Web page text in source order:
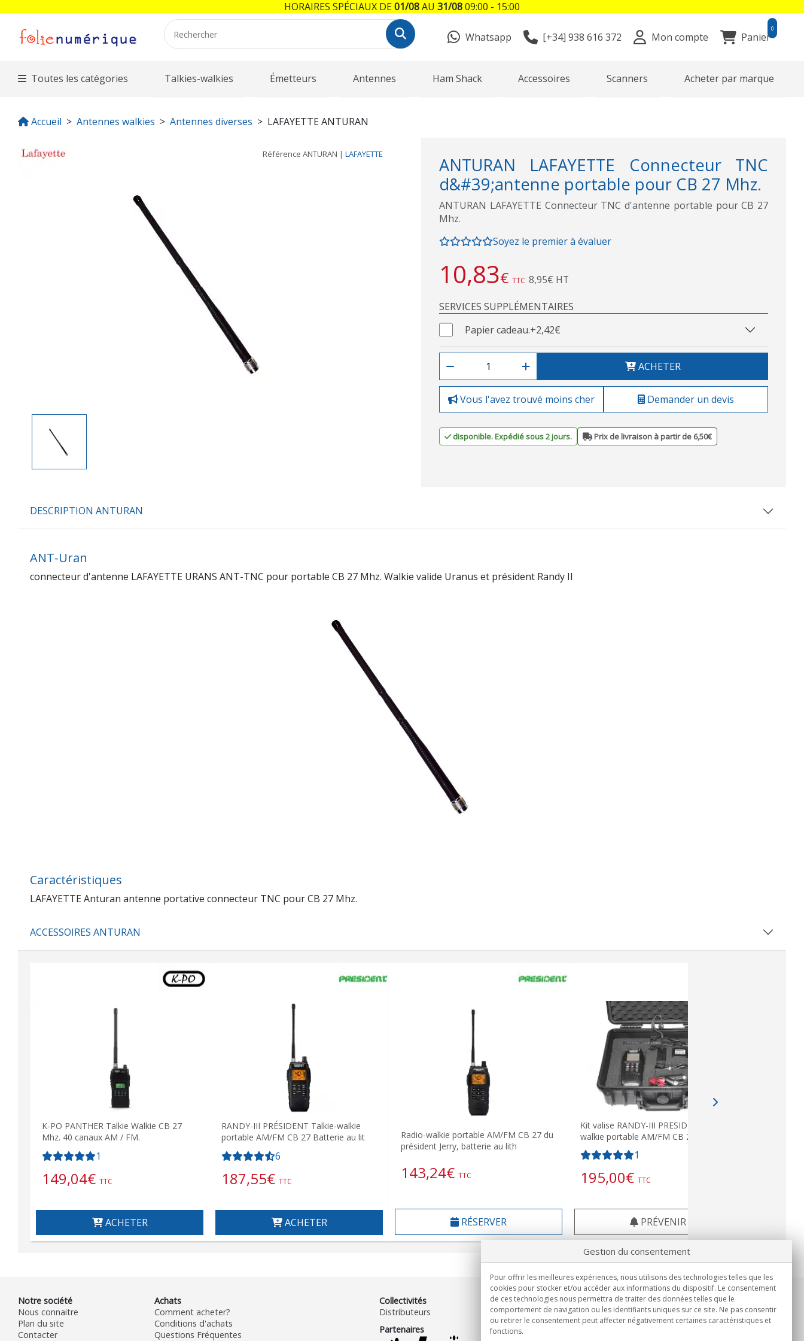
Whatsapp [+34] 938 616 372 Mon compte Panier
0
Toutes les catégories Talkies-walkies Émetteurs Antennes Ham Shack Accessoires Scanners Acheter par marque
Accueil Antennes walkies Antennes diverses LAFAYETTE ANTURAN
Référence ANTURAN | LAFAYETTE
ANTURAN LAFAYETTE Connecteur TNC
d&#39;antenne portable pour CB 27 Mhz.
ANTURAN LAFAYETTE Connecteur TNC d'antenne portable pour CB 27
Mhz.
Soyez le premier à évaluer
10,83€ TTC 8,95€ HT
SERVICES SUPPLÉMENTAIRES
Papier cadeau.+2,42€
ACHETER
Vous l'avez trouvé moins cher Demander un devis
disponible. Expédié sous 2 jours. Prix de livraison à partir de 6,50€
DESCRIPTION ANTURAN
ANT-Uran
connecteur d'antenne LAFAYETTE URANS ANT-TNC pour portable CB 27 Mhz. Walkie valide Uranus et président Randy II
Caractéristiques
LAFAYETTE Anturan antenne portative connecteur TNC pour CB 27 Mhz.
ACCESSOIRES ANTURAN
K-PO PANTHER Talkie Walkie CB 27
Mhz. 40 canaux AM / FM.
1
149,04€ TTC
ACHETER
RANDY-III PRÉSIDENT Talkie-walkie
portable AM/FM CB 27 Batterie au lit
6
187,55€ TTC
ACHETER
Radio-walkie portable AM/FM CB 27 du
président Jerry, batterie au lith
143,24€ TTC
RÉSERVER
Kit valise RANDY-III PRESIDENT talkie-
walkie portable AM/FM CB 27
1
195,00€ TTC
PRÉVENIR
Notre société
Nous connaitre
Plan du site
Contacter
Achats
Comment acheter?
Conditions d'achats
Questions Fréquentes
Collectivités
Distributeurs
Partenaires
Informations
Lun.-Ven. 9h00 - 15h00.
Livraison en
Gestion du consentement
Pour offrir les meilleures expériences, nous utilisons des technologies telles que les
cookies pour stocker et/ou accéder aux informations du dispositif. Le consentement
de ces technologies nous permettra de traiter des données telles que le
comportement de navigation ou les identifiants uniques sur ce site. Ne pas consentir
ou retirer le consentement peut affecter négativement certaines caractéristiques et
fonctions.
HORAIRES SPÉCIAUX DE01/08AU 31/0809:00 - 15:00